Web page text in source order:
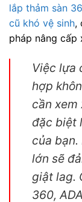
lắp thảm sàn
cũ khó vệ sinh,
pháp nâng cấp
Việc lựa
hợp
cần xem
đặc biệt
của bạn.
lớn sẽ
giật lag.
360,